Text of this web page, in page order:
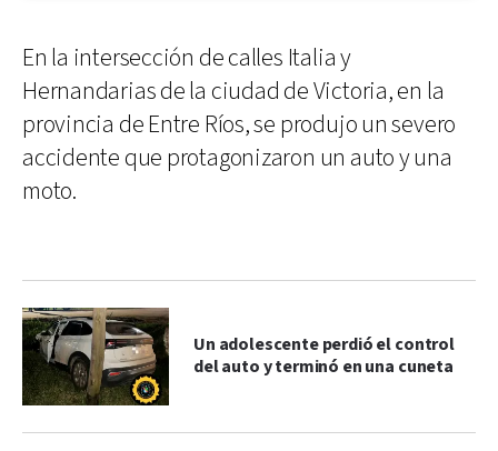
En la intersección de calles Italia y
Hernandarias de la ciudad de Victoria, en la
provincia de Entre Ríos, se produjo un severo
accidente que protagonizaron un auto y una
moto.
Un adolescente perdió el control
del auto y terminó en una cuneta